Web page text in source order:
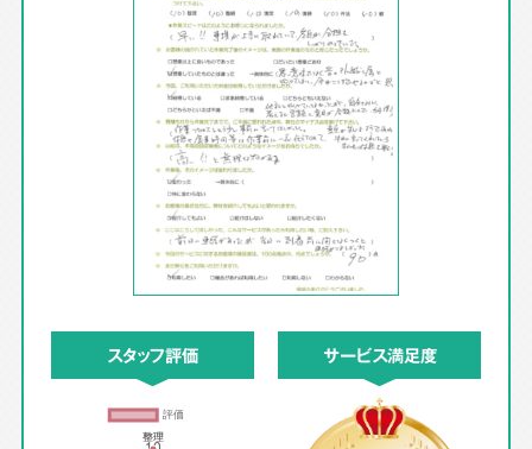
スタッフ評価 サービス満足度